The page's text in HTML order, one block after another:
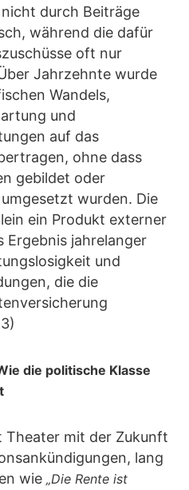
durch Beiträge
während die dafür
oft nur
Jahrzehnte wurde
Wandels,
und
auf das
ohne dass
gebildet oder
wurden. Die
ein Produkt externer
Ergebnis jahrelanger
und
die die
die politische Klasse
Theater mit der Zukunft
lang
wie „Die Rente ist